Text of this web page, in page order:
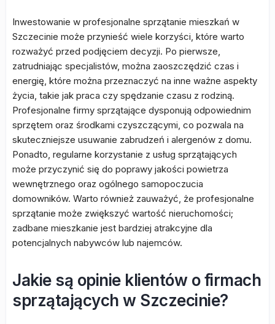
Inwestowanie w profesjonalne sprzątanie mieszkań w
Szczecinie może przynieść wiele korzyści, które warto
rozważyć przed podjęciem decyzji. Po pierwsze,
zatrudniając specjalistów, można zaoszczędzić czas i
energię, które można przeznaczyć na inne ważne aspekty
życia, takie jak praca czy spędzanie czasu z rodziną.
Profesjonalne firmy sprzątające dysponują odpowiednim
sprzętem oraz środkami czyszczącymi, co pozwala na
skuteczniejsze usuwanie zabrudzeń i alergenów z domu.
Ponadto, regularne korzystanie z usług sprzątających
może przyczynić się do poprawy jakości powietrza
wewnętrznego oraz ogólnego samopoczucia
domowników. Warto również zauważyć, że profesjonalne
sprzątanie może zwiększyć wartość nieruchomości;
zadbane mieszkanie jest bardziej atrakcyjne dla
potencjalnych nabywców lub najemców.
Jakie są opinie klientów o firmach
sprzątających w Szczecinie?